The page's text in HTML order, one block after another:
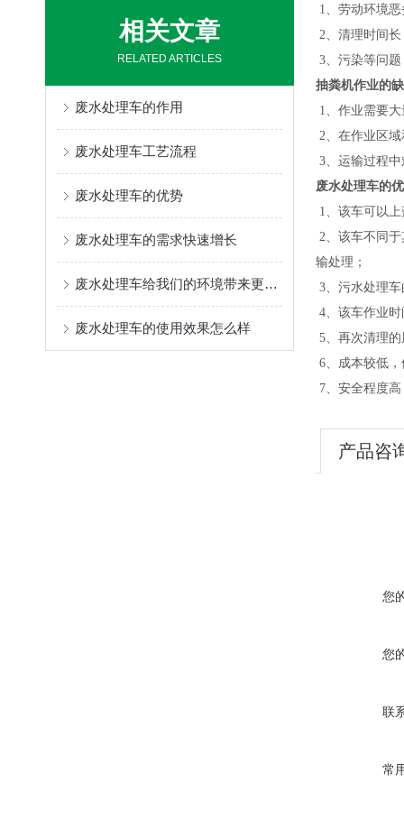
相关文章
RELATED ARTICLES
废水处理车的作用
废水处理车工艺流程
废水处理车的优势
废水处理车的需求快速增长
废水处理车给我们的环境带来更多绿色
废水处理车的使用效果怎么样
1、劳动环境
2、清理时间
3、污染等问
抽粪机作业的
1、作业需要
2、在作业区
3、运输过程
废水处理车的
1、该车可以
2、该车不同
输处理；
3、污水处理
4、该车作业
5、再次清理
6、成本较低
7、安全程度
产品咨
您
您
联
常